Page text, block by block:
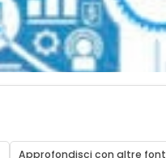
Approfondisci con altre